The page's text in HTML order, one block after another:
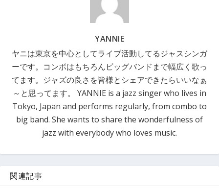
YANNIE
ヤニは東京を中心としてライブ活動してるジャスシンガ
ーです。コンボはもちろんビッグバンドまで幅広く歌っ
てます。ジャズの良さを皆様とシェアできたらいいなぁ
～と思ってます。 YANNIE is a jazz singer who lives in
Tokyo, Japan and performs regularly, from combo to
big band. She wants to share the wonderfulness of
jazz with everybody who loves music.
関連記事